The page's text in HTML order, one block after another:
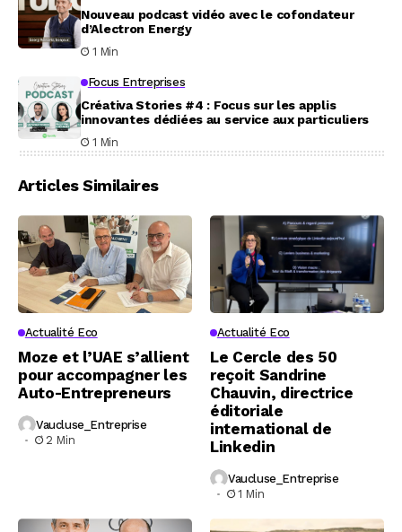
Nouveau podcast vidéo avec le cofondateur
d’Alectron Energy
1 Min
Focus Entreprises
Créativa Stories #4 : Focus sur les applis
innovantes dédiées au service aux particuliers
1 Min
Articles Similaires
Actualité Eco
Moze et l’UAE s’allient
pour accompagner les
Auto-Entrepreneurs
Vaucluse_Entreprise
2 Min
Actualité Eco
Le Cercle des 50
reçoit Sandrine
Chauvin, directrice
éditoriale
international de
Linkedin
Vaucluse_Entreprise
1 Min